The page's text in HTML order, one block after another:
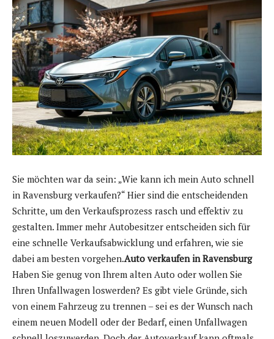
Sie möchten war da sein: „Wie kann ich mein Auto schnell
in Ravensburg verkaufen?“ Hier sind die entscheidenden
Schritte, um den Verkaufsprozess rasch und effektiv zu
gestalten. Immer mehr Autobesitzer entscheiden sich für
eine schnelle Verkaufsabwicklung und erfahren, wie sie
dabei am besten vorgehen.Auto verkaufen in Ravensburg
Haben Sie genug von Ihrem alten Auto oder wollen Sie
Ihren Unfallwagen loswerden? Es gibt viele Gründe, sich
von einem Fahrzeug zu trennen – sei es der Wunsch nach
einem neuen Modell oder der Bedarf, einen Unfallwagen